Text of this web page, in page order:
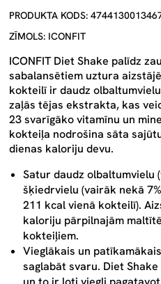
PRODUKTA KODS:
ZĪMOLS: ICONFIT
ICONFIT Diet Shake palīdz
sabalansētiem uztura
kokteilī ir daudz
zaļās tējas ekstrakta, kas
23 svarīgāko vitamīnu un
kokteiļa nodrošina sāta
dienas kaloriju devu.
Satur daudz olbaltumvielu
šķiedrvielu (vairāk nekā
211 kcal vienā kokteilī).
kaloriju pārpilnajām
kokteiļiem.
Vieglākais un
saglabāt svaru. Diet